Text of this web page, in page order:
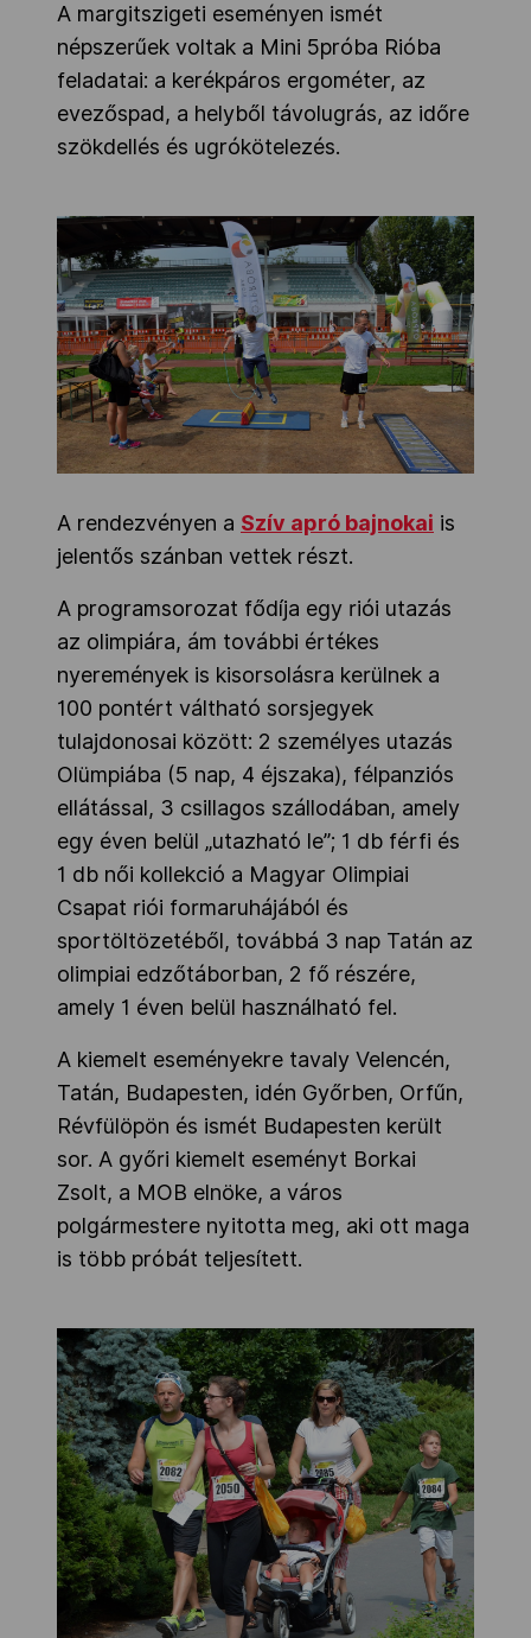
A margitszigeti eseményen ismét
népszerűek voltak a Mini 5próba Rióba
feladatai: a kerékpáros ergométer, az
evezőspad, a helyből távolugrás, az időre
szökdellés és ugrókötelezés.
A rendezvényen a Szív apró bajnokai is
jelentős szánban vettek részt.
A programsorozat fődíja egy riói utazás
az olimpiára, ám további értékes
nyeremények is kisorsolásra kerülnek a
100 pontért váltható sorsjegyek
tulajdonosai között: 2 személyes utazás
Olümpiába (5 nap, 4 éjszaka), félpanziós
ellátással, 3 csillagos szállodában, amely
egy éven belül „utazható le”; 1 db férfi és
1 db női kollekció a Magyar Olimpiai
Csapat riói formaruhájából és
sportöltözetéből, továbbá 3 nap Tatán az
olimpiai edzőtáborban, 2 fő részére,
amely 1 éven belül használható fel.
A kiemelt eseményekre tavaly Velencén,
Tatán, Budapesten, idén Győrben, Orfűn,
Révfülöpön és ismét Budapesten került
sor. A győri kiemelt eseményt Borkai
Zsolt, a MOB elnöke, a város
polgármestere nyitotta meg, aki ott maga
is több próbát teljesített.